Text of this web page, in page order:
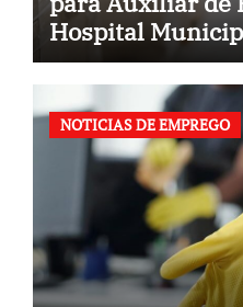
Hospital
(BA)
NOTICIAS DE EMPREGO